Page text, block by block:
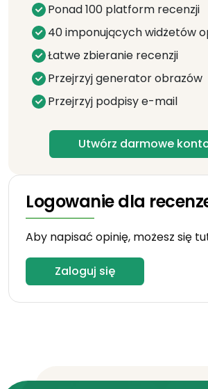
Ponad 100 platform recenzji
40 imponujących widżetów
Łatwe zbieranie recenzji
Przejrzyj generator obrazów
Przejrzyj podpisy e-mail
Utwórz darmowe
Logowanie dla
Aby napisać opinię, możesz się
Zaloguj się